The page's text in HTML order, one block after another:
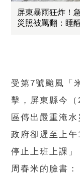
屏東暴雨狂炸！
災照被罵翻：睡
受第7號颱風「
擊，屏東縣今
區傳出嚴重淹
政府卻遲至上
停止上班上課
周春米的臉書：